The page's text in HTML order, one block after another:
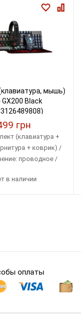
мышь)
GX200 Black
грн
(клавиатура +
+ коврик) /
проводное /
в наличии
оплаты